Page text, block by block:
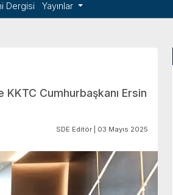
Dergisi Yayınlar
Cumhurbaşkanı Ersin
SDE Editör | 03 Mayıs 2025